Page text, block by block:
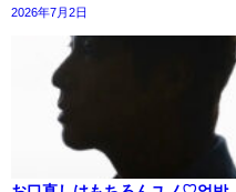
2026年7月2日